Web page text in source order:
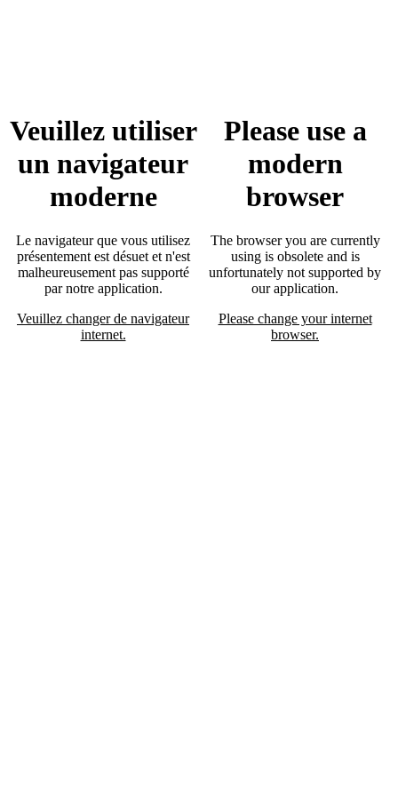
Veuillez utiliser
un navigateur
moderne
Le navigateur que vous utilisez
présentement est désuet et n'est
malheureusement pas supporté
par notre application.
Veuillez changer de navigateur
internet.
Please use a
modern
browser
The browser you are currently
using is obsolete and is
unfortunately not supported by
our application.
Please change your internet
browser.